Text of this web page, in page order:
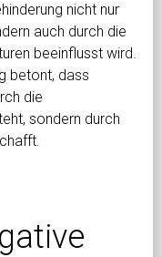
nicht nur
auch durch die
beeinflusst wird.
betont, dass
die
sondern durch